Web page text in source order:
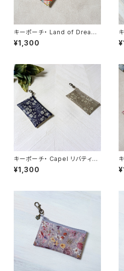
キーポーチ・ Land of Dreams
リバティラミネート生地
¥1,300
s
キーポーチ・ Capel リバティラ
ミネート生地
¥1,300